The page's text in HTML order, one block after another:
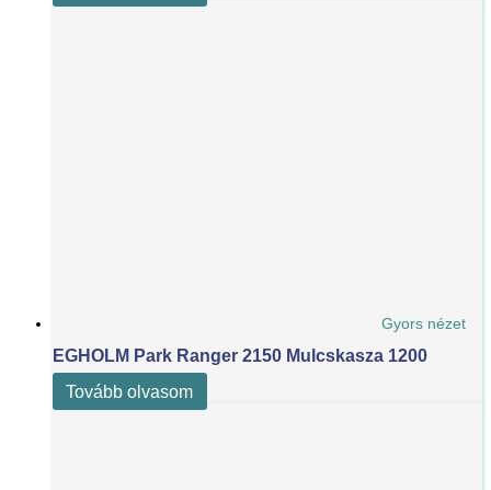
Gyors nézet
EGHOLM Park Ranger 2150 Mulcskasza 1200
Tovább olvasom